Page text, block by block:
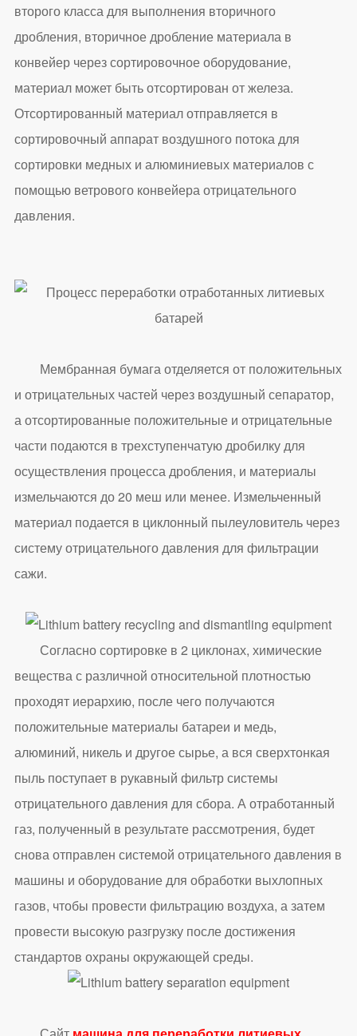
второго класса для выполнения вторичного
дробления, вторичное дробление материала в
конвейер через сортировочное оборудование,
материал может быть отсортирован от железа.
Отсортированный материал отправляется в
сортировочный аппарат воздушного потока для
сортировки медных и алюминиевых материалов с
помощью ветрового конвейера отрицательного
давления.
Мембранная бумага отделяется от положительных
и отрицательных частей через воздушный сепаратор,
а отсортированные положительные и отрицательные
части подаются в трехступенчатую дробилку для
осуществления процесса дробления, и материалы
измельчаются до 20 меш или менее. Измельченный
материал подается в циклонный пылеуловитель через
систему отрицательного давления для фильтрации
сажи.
Согласно сортировке в 2 циклонах, химические
вещества с различной относительной плотностью
проходят иерархию, после чего получаются
положительные материалы батареи и медь,
алюминий, никель и другое сырье, а вся сверхтонкая
пыль поступает в рукавный фильтр системы
отрицательного давления для сбора. А отработанный
газ, полученный в результате рассмотрения, будет
снова отправлен системой отрицательного давления в
машины и оборудование для обработки выхлопных
газов, чтобы провести фильтрацию воздуха, а затем
провести высокую разгрузку после достижения
стандартов охраны окружающей среды.